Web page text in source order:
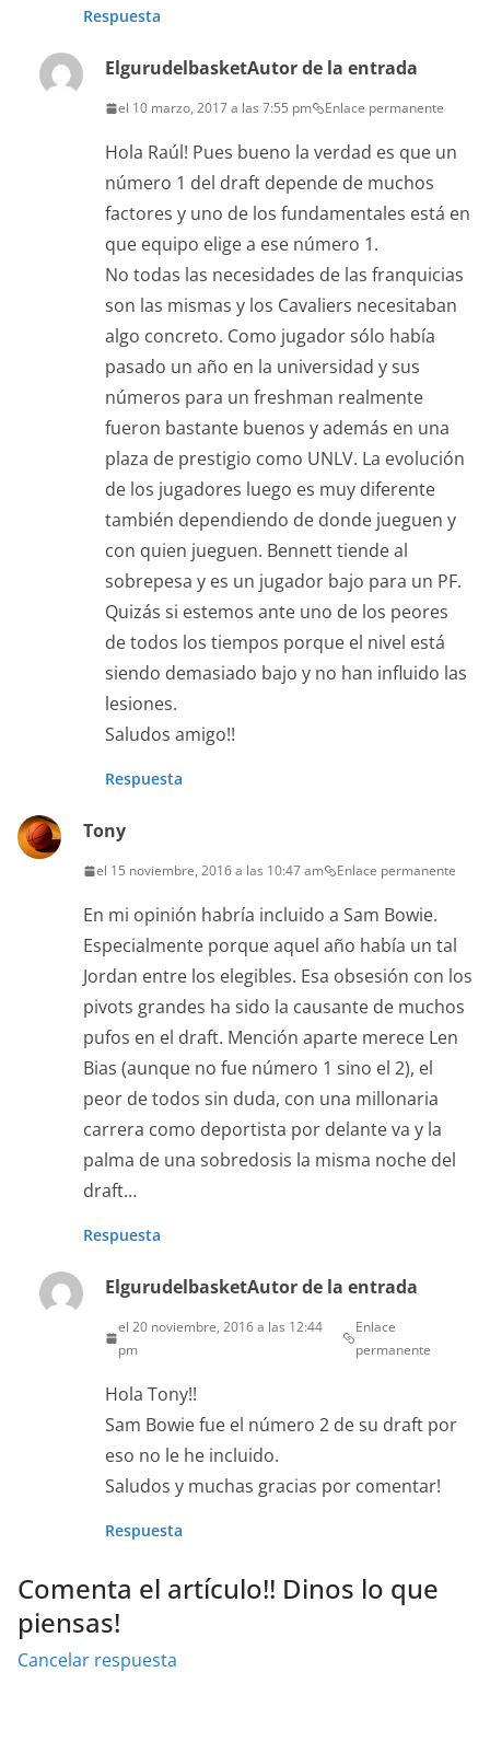
Respuesta
ElgurudelbasketAutor de la entrada
el 10 marzo, 2017 a las 7:55 pm Enlace permanente
Hola Raúl! Pues bueno la verdad es que un
número 1 del draft depende de muchos
factores y uno de los fundamentales está en
que equipo elige a ese número 1.
No todas las necesidades de las franquicias
son las mismas y los Cavaliers necesitaban
algo concreto. Como jugador sólo había
pasado un año en la universidad y sus
números para un freshman realmente
fueron bastante buenos y además en una
plaza de prestigio como UNLV. La evolución
de los jugadores luego es muy diferente
también dependiendo de donde jueguen y
con quien jueguen. Bennett tiende al
sobrepesa y es un jugador bajo para un PF.
Quizás si estemos ante uno de los peores
de todos los tiempos porque el nivel está
siendo demasiado bajo y no han influido las
lesiones.
Saludos amigo!!
Respuesta
Tony
el 15 noviembre, 2016 a las 10:47 am Enlace permanente
En mi opinión habría incluido a Sam Bowie.
Especialmente porque aquel año había un tal
Jordan entre los elegibles. Esa obsesión con los
pivots grandes ha sido la causante de muchos
pufos en el draft. Mención aparte merece Len
Bias (aunque no fue número 1 sino el 2), el
peor de todos sin duda, con una millonaria
carrera como deportista por delante va y la
palma de una sobredosis la misma noche del
draft…
Respuesta
ElgurudelbasketAutor de la entrada
el 20 noviembre, 2016 a las 12:44
pm
Enlace
permanente
Hola Tony!!
Sam Bowie fue el número 2 de su draft por
eso no le he incluido.
Saludos y muchas gracias por comentar!
Respuesta
Comenta el artículo!! Dinos lo que
piensas!
Cancelar respuesta